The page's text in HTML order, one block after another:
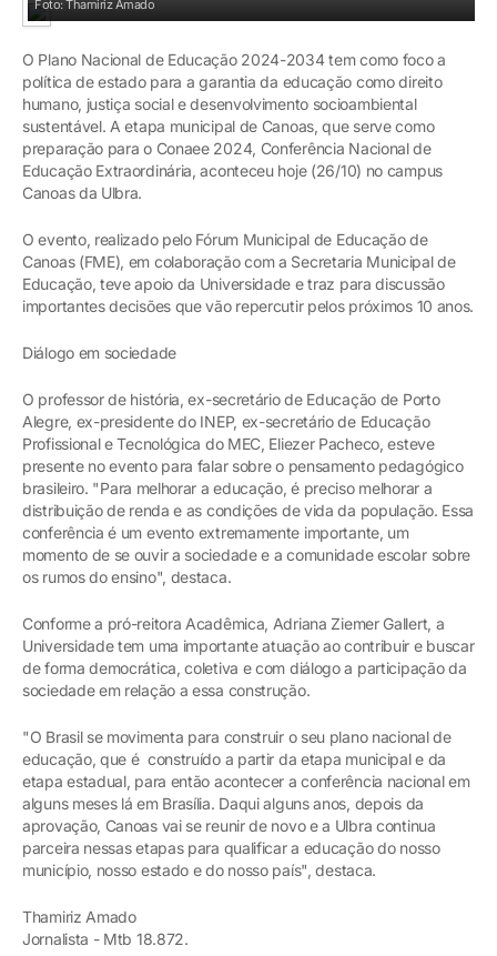
Foto: Thamiriz Amado
O Plano Nacional de Educação 2024-2034 tem como foco a
política de estado para a garantia da educação como direito
humano, justiça social e desenvolvimento socioambiental
sustentável. A etapa municipal de Canoas, que serve como
preparação para o Conaee 2024, Conferência Nacional de
Educação Extraordinária, aconteceu hoje (26/10) no campus
Canoas da Ulbra.
O evento, realizado pelo Fórum Municipal de Educação de
Canoas (FME), em colaboração com a Secretaria Municipal de
Educação, teve apoio da Universidade e traz para discussão
importantes decisões que vão repercutir pelos próximos 10 anos.
Diálogo em sociedade
O professor de história, ex-secretário de Educação de Porto
Alegre, ex-presidente do INEP, ex-secretário de Educação
Profissional e Tecnológica do MEC, Eliezer Pacheco, esteve
presente no evento para falar sobre o pensamento pedagógico
brasileiro. "Para melhorar a educação, é preciso melhorar a
distribuição de renda e as condições de vida da população. Essa
conferência é um evento extremamente importante, um
momento de se ouvir a sociedade e a comunidade escolar sobre
os rumos do ensino", destaca.
Conforme a pró-reitora Acadêmica, Adriana Ziemer Gallert, a
Universidade tem uma importante atuação ao contribuir e buscar
de forma democrática, coletiva e com diálogo a participação da
sociedade em relação a essa construção.
"O Brasil se movimenta para construir o seu plano nacional de
educação, que é construído a partir da etapa municipal e da
etapa estadual, para então acontecer a conferência nacional em
alguns meses lá em Brasília. Daqui alguns anos, depois da
aprovação, Canoas vai se reunir de novo e a Ulbra continua
parceira nessas etapas para qualificar a educação do nosso
município, nosso estado e do nosso país", destaca.
Thamiriz Amado
Jornalista - Mtb 18.872.